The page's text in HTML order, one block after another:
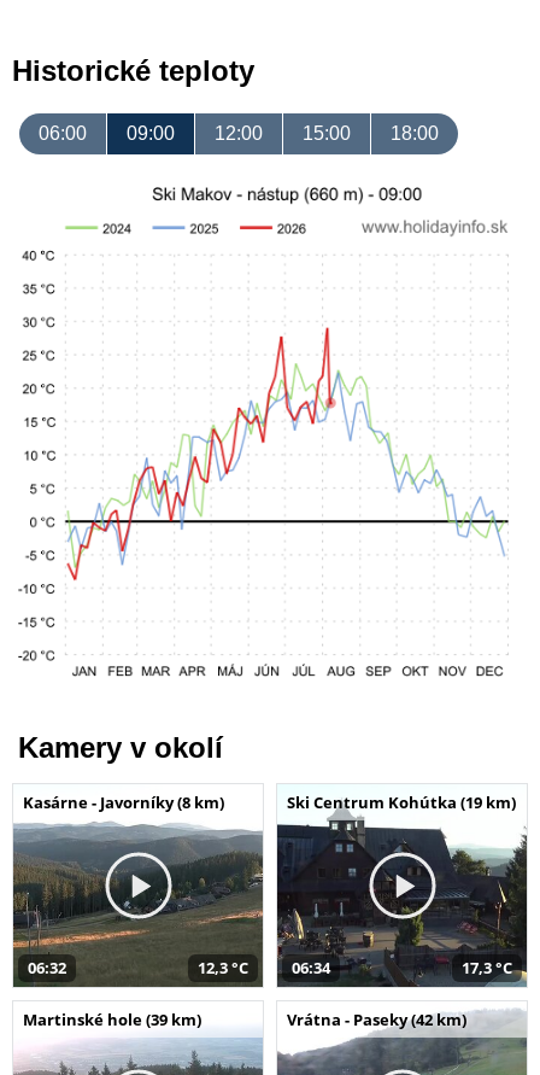
Historické teploty
06:00 09:00 12:00 15:00 18:00
Kamery v okolí
Kasárne - Javorníky (8 km)
06:32 12,3 °C
Ski Centrum Kohútka (19 km)
06:34 17,3 °C
Martinské hole (39 km) Vrátna - Paseky (42 km)